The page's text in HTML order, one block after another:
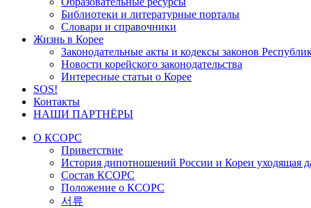
Библиотеки и литературные порталы
Словари и справочники
Жизнь в Корее
Законодательные акты и кодексы законов
Новости корейского законодательства
Интересные статьи о Корее
SOS!
Контакты
НАШИ ПАРТНЁРЫ
О КСОРС
Приветствие
История дипотношений России и Кореи уходящая
Состав КСОРС
Положение о КСОРС
서류